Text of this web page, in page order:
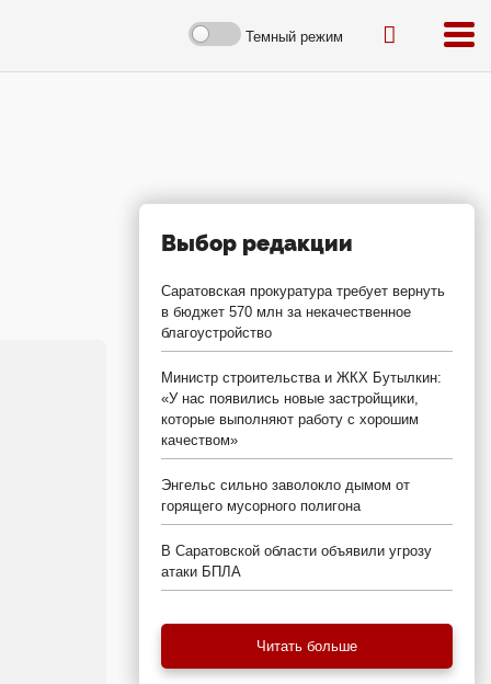
Темный режим
Выбор редакции
Саратовская прокуратура требует вернуть
в бюджет 570 млн за некачественное
благоустройство
Министр строительства и ЖКХ Бутылкин:
«У нас появились новые застройщики,
которые выполняют работу с хорошим
качеством»
Энгельс сильно заволокло дымом от
горящего мусорного полигона
В Саратовской области объявили угрозу
атаки БПЛА
Читать больше